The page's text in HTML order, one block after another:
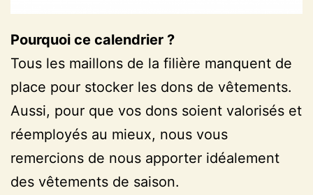
Pourquoi ce calendrier ?
Tous les maillons de la filière manquent de
place pour stocker les dons de vêtements.
Aussi, pour que vos dons soient valorisés et
réemployés au mieux, nous vous
remercions de nous apporter idéalement
des vêtements de saison.